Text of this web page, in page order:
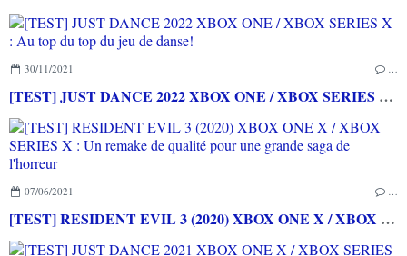
30/11/2021 …
[TEST] JUST DANCE 2022 XBOX ONE / XBOX SERIES X : Au top du top du jeu de danse!
07/06/2021 …
[TEST] RESIDENT EVIL 3 (2020) XBOX ONE X / XBOX SERIES X : Un remake de qualité pour une grande saga de l'horreur